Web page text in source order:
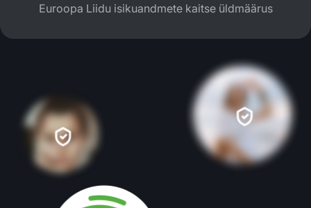
Euroopa Liidu isikuandmete kaitse üldmäärus